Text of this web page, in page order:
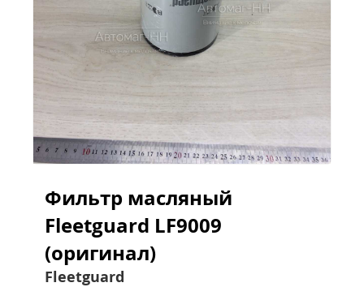
Фильтр масляный
Fleetguard LF9009
(оригинал)
Fleetguard